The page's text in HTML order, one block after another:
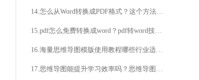
14.怎么从Word转换成PDF格式？这个方法超简单
15.pdf怎么免费转换成word？pdf转word技巧分享
16.海量思维导图模版使用教程哪些行业适用？如何提高效率？
17.思维导图能提升学习效率吗？思维导图适用于哪些工作场景？